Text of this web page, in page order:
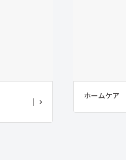
ホームケア